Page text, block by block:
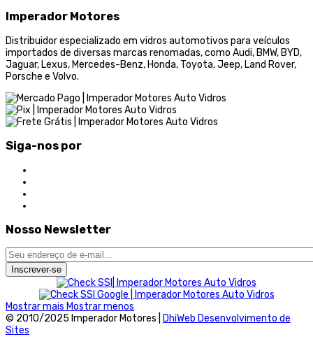
Imperador Motores
Distribuidor especializado em vidros automotivos para veículos
importados de diversas marcas renomadas, como Audi, BMW, BYD,
Jaguar, Lexus, Mercedes-Benz, Honda, Toyota, Jeep, Land Rover,
Porsche e Volvo.
Siga-nos por
Nosso Newsletter
Inscrever-se
Mostrar mais Mostrar menos
© 2010/2025 Imperador Motores |
DhiWeb Desenvolvimento de
Sites